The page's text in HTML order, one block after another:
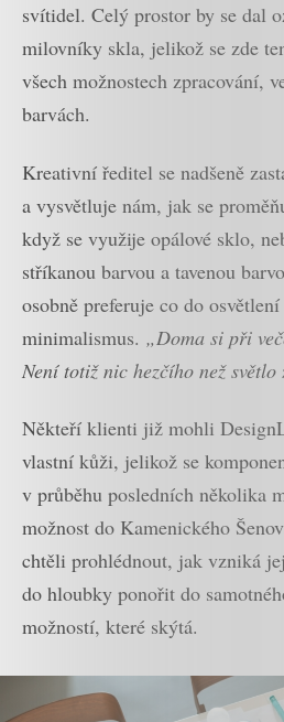
svítidel. Celý prostor by se dal
milovníky skla, jelikož se zde
všech možnostech zpracování,
barvách.
Kreativní ředitel se nadšeně
a vysvětluje nám, jak se
když se využije opálové sklo,
stříkanou barvou a tavenou
osobně preferuje co do
minimalismus. „Doma si při
Není totiž nic hezčího než světlo
Někteří klienti již mohli
vlastní kůži, jelikož se
v průběhu posledních několika
možnost do Kamenického
chtěli prohlédnout, jak vzniká
do hloubky ponořit do
možností, které skýtá.